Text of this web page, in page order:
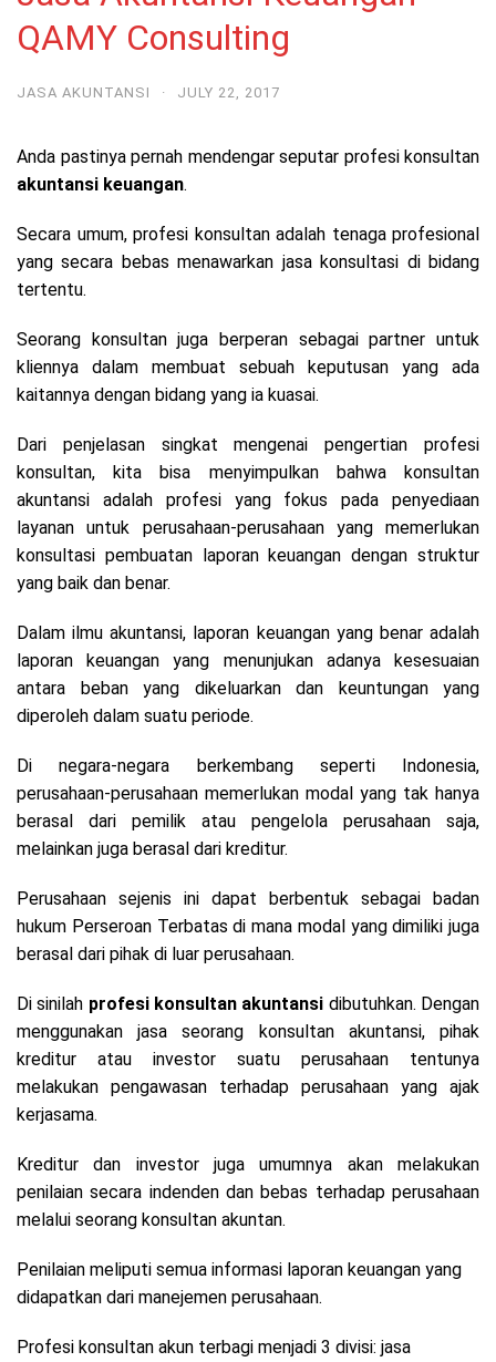
QAMY Consulting
JASA AKUNTANSI · JULY 22, 2017
Anda pastinya pernah mendengar seputar profesi konsultan
akuntansi keuangan.
Secara umum, profesi konsultan adalah tenaga profesional
yang secara bebas menawarkan jasa konsultasi di bidang
tertentu.
Seorang konsultan juga berperan sebagai partner untuk
kliennya dalam membuat sebuah keputusan yang ada
kaitannya dengan bidang yang ia kuasai.
Dari penjelasan singkat mengenai pengertian profesi
konsultan, kita bisa menyimpulkan bahwa konsultan
akuntansi adalah profesi yang fokus pada penyediaan
layanan untuk perusahaan-perusahaan yang memerlukan
konsultasi pembuatan laporan keuangan dengan struktur
yang baik dan benar.
Dalam ilmu akuntansi, laporan keuangan yang benar adalah
laporan keuangan yang menunjukan adanya kesesuaian
antara beban yang dikeluarkan dan keuntungan yang
diperoleh dalam suatu periode.
Di negara-negara berkembang seperti Indonesia,
perusahaan-perusahaan memerlukan modal yang tak hanya
berasal dari pemilik atau pengelola perusahaan saja,
melainkan juga berasal dari kreditur.
Perusahaan sejenis ini dapat berbentuk sebagai badan
hukum Perseroan Terbatas di mana modal yang dimiliki juga
berasal dari pihak di luar perusahaan.
Di sinilah profesi konsultan akuntansi dibutuhkan. Dengan
menggunakan jasa seorang konsultan akuntansi, pihak
kreditur atau investor suatu perusahaan tentunya
melakukan pengawasan terhadap perusahaan yang ajak
kerjasama.
Kreditur dan investor juga umumnya akan melakukan
penilaian secara indenden dan bebas terhadap perusahaan
melalui seorang konsultan akuntan.
Penilaian meliputi semua informasi laporan keuangan yang
didapatkan dari manejemen perusahaan.
Profesi konsultan akun terbagi menjadi 3 divisi: jasa